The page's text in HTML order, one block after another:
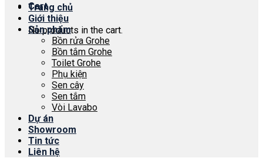
Cart
No products in the cart.
Trang chủ
Giới thiệu
Sản phẩm
Bồn rửa Grohe
Bồn tắm Grohe
Toilet Grohe
Phụ kiện
Sen cây
Sen tắm
Vòi Lavabo
Dự án
Showroom
Tin tức
Liên hệ